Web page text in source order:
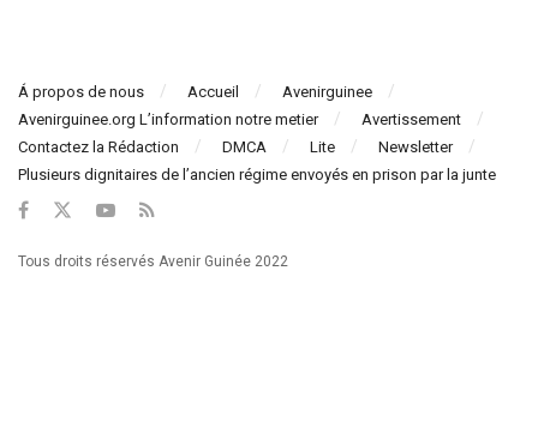
Á propos de nous Accueil
Avenirguinee
Avenirguinee.org L’information notre metier
Avertissement
Contactez la Rédaction
DMCA Lite
Newsletter
Plusieurs dignitaires de l’ancien régime envoyés en prison par la junte
Tous droits réservés Avenir Guinée 2022